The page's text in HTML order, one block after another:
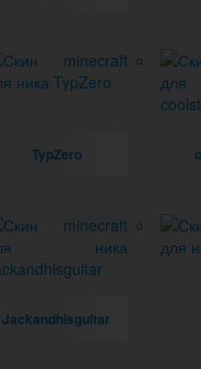
TypZero
Jackandhisguitar